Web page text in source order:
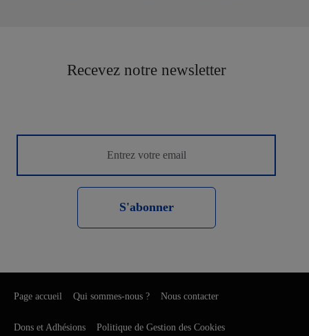
Recevez notre newsletter
S'abonner
Page accueil Qui sommes-nous ? Nous contacter
Dons et Adhésions Politique de Gestion des Cookies